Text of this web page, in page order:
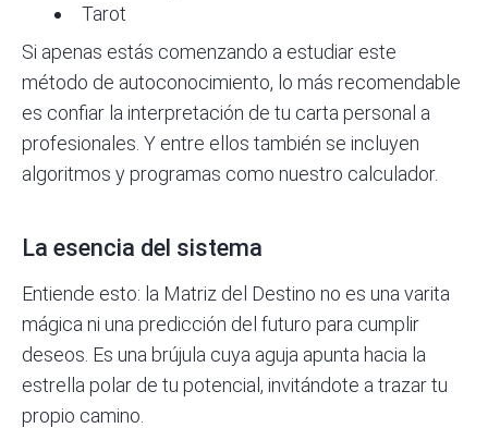
Tarot
Si apenas estás comenzando a estudiar este
método de autoconocimiento, lo más recomendable
es confiar la interpretación de tu carta personal a
profesionales. Y entre ellos también se incluyen
algoritmos y programas como nuestro calculador.
La esencia del sistema
Entiende esto: la Matriz del Destino no es una varita
mágica ni una predicción del futuro para cumplir
deseos. Es una brújula cuya aguja apunta hacia la
estrella polar de tu potencial, invitándote a trazar tu
propio camino.